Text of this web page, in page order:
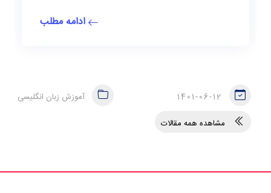
ادامه مطلب
1401-06-12
آموزش زبان انگلیسی
مشاهده همه مقالات